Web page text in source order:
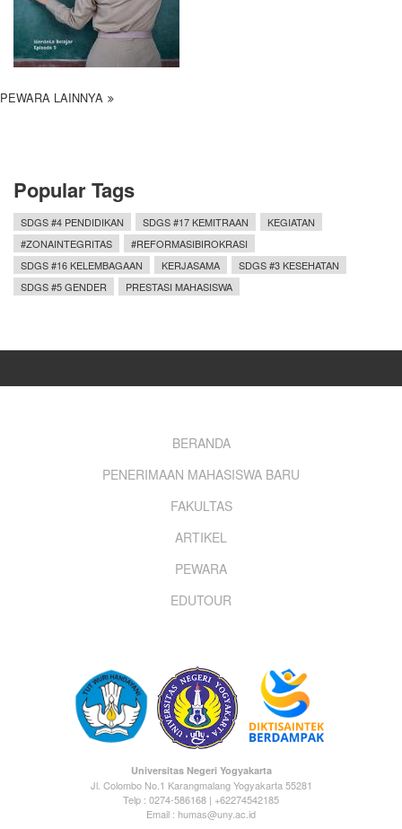
PEWARA LAINNYA
Popular Tags
SDGS #4 PENDIDIKAN SDGS #17 KEMITRAAN
KEGIATAN
#ZONAINTEGRITAS
#REFORMASIBIROKRASI
SDGS #16 KELEMBAGAAN
KERJASAMA
SDGS #3 KESEHATAN
SDGS #5 GENDER
PRESTASI MAHASISWA
BERANDA
PENERIMAAN MAHASISWA BARU
FAKULTAS
ARTIKEL
PEWARA
EDUTOUR
Universitas Negeri Yogyakarta
Jl. Colombo No.1 Karangmalang Yogyakarta 55281
Telp : 0274-586168 | +62274542185
Email : humas@uny.ac.id